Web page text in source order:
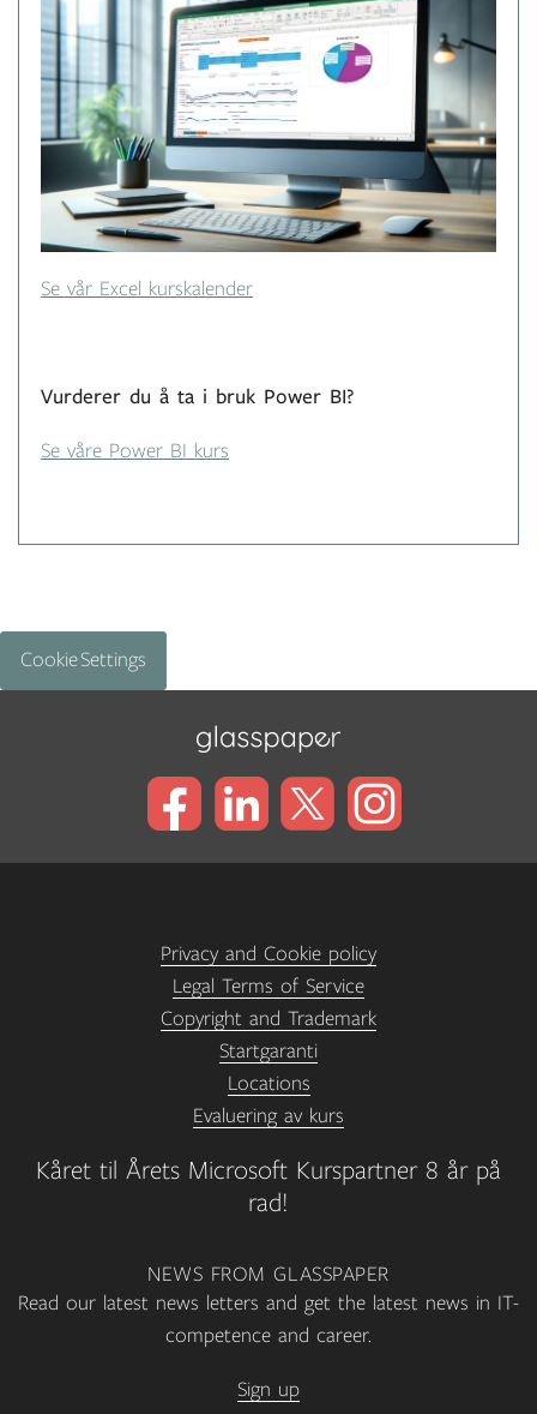
Se vår Excel kurskalender
Vurderer du å ta i bruk Power BI?
Se våre Power BI kurs
Cookie Settings
Kåret til Årets Microsoft Kurspartner 8 år på
rad!
Privacy and Cookie policy
Legal Terms of Service
Copyright and Trademark
Startgaranti
Locations
Evaluering av kurs
NEWS FROM GLASSPAPER
Read our latest news letters and get the latest news in IT-
competence and career.
Sign up